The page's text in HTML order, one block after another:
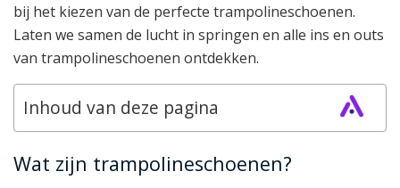
bij het kiezen van de perfecte trampolineschoenen.
Laten we samen de lucht in springen en alle ins en outs
van trampolineschoenen ontdekken.
Inhoud van deze pagina
Wat zijn trampolineschoenen?